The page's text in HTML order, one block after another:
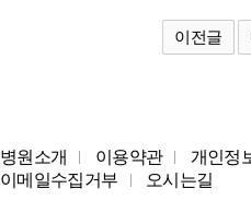
이전글
병원소개 이용약관
개인정
이메일수집거부
오시는길